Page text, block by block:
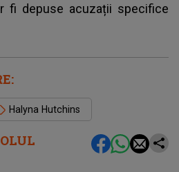
fi depuse acuzații specifice
Halyna Hutchins